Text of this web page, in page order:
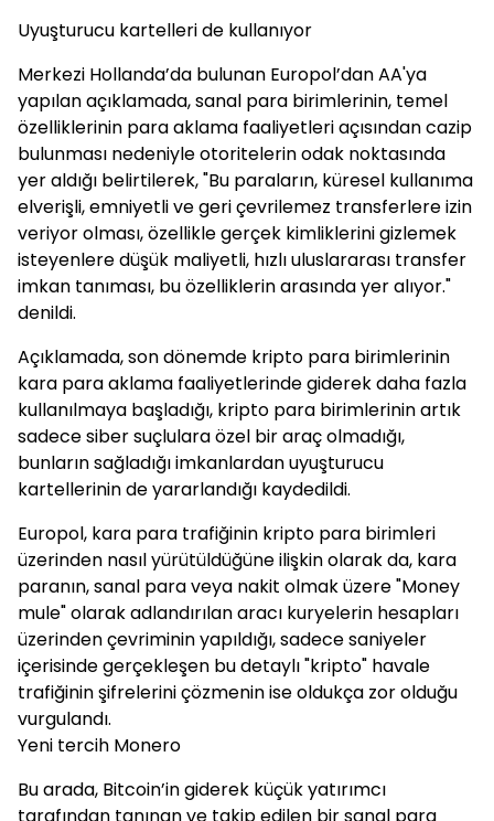
Uyuşturucu kartelleri de kullanıyor
Merkezi Hollanda’da bulunan Europol’dan AA'ya
yapılan açıklamada, sanal para birimlerinin, temel
özelliklerinin para aklama faaliyetleri açısından cazip
bulunması nedeniyle otoritelerin odak noktasında
yer aldığı belirtilerek, "Bu paraların, küresel kullanıma
elverişli, emniyetli ve geri çevrilemez transferlere izin
veriyor olması, özellikle gerçek kimliklerini gizlemek
isteyenlere düşük maliyetli, hızlı uluslararası transfer
imkan tanıması, bu özelliklerin arasında yer alıyor."
denildi.
Açıklamada, son dönemde kripto para birimlerinin
kara para aklama faaliyetlerinde giderek daha fazla
kullanılmaya başladığı, kripto para birimlerinin artık
sadece siber suçlulara özel bir araç olmadığı,
bunların sağladığı imkanlardan uyuşturucu
kartellerinin de yararlandığı kaydedildi.
Europol, kara para trafiğinin kripto para birimleri
üzerinden nasıl yürütüldüğüne ilişkin olarak da, kara
paranın, sanal para veya nakit olmak üzere "Money
mule" olarak adlandırılan aracı kuryelerin hesapları
üzerinden çevriminin yapıldığı, sadece saniyeler
içerisinde gerçekleşen bu detaylı "kripto" havale
trafiğinin şifrelerini çözmenin ise oldukça zor olduğu
vurgulandı.
Yeni tercih Monero
Bu arada, Bitcoin’in giderek küçük yatırımcı